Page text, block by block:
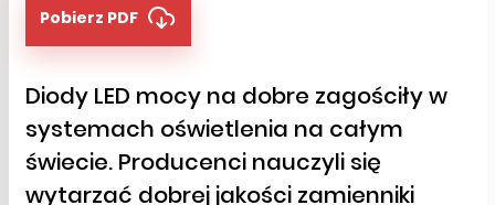
Pobierz PDF
Diody LED mocy na dobre zagościły w
systemach oświetlenia na całym
świecie. Producenci nauczyli się
wytarzać dobrej jakości zamienniki